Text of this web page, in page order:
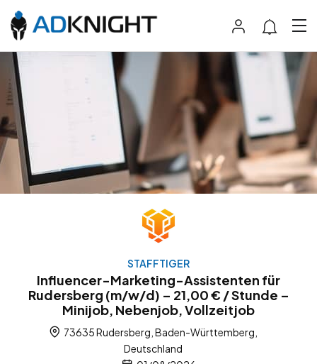
STAFFTIGER
Influencer-Marketing-Assistenten für
Rudersberg (m/w/d) – 21,00 € / Stunde –
Minijob, Nebenjob, Vollzeitjob
73635 Rudersberg, Baden-Württemberg,
Deutschland